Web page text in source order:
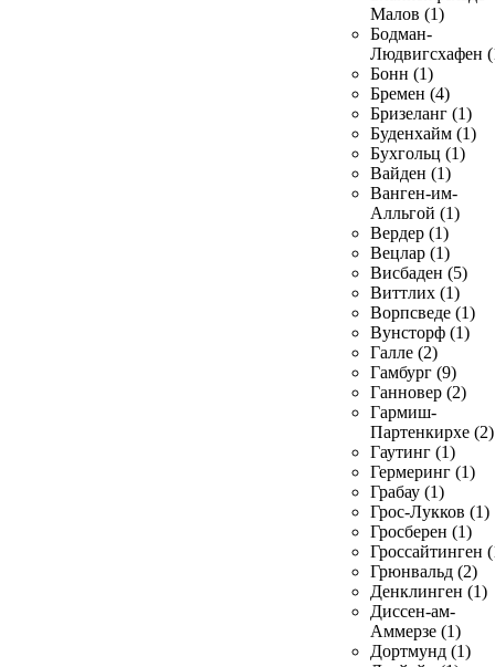
Малов (1)
Бодман-
Людвигсхафен
Бонн (1)
Бремен (4)
Бризеланг (1)
Буденхайм (1)
Бухгольц (1)
Вайден (1)
Ванген-им-
Алльгой (1)
Вердер (1)
Вецлар (1)
Висбаден (5)
Виттлих (1)
Ворпсведе (1)
Вунсторф (1)
Галле (2)
Гамбург (9)
Ганновер (2)
Гармиш-
Партенкирхе (2)
Гаутинг (1)
Гермеринг (1)
Грабау (1)
Грос-Лукков (1)
Гросберен (1)
Гроссайтинген
Грюнвальд (2)
Денклинген (1)
Диссен-ам-
Аммерзе (1)
Дортмунд (1)